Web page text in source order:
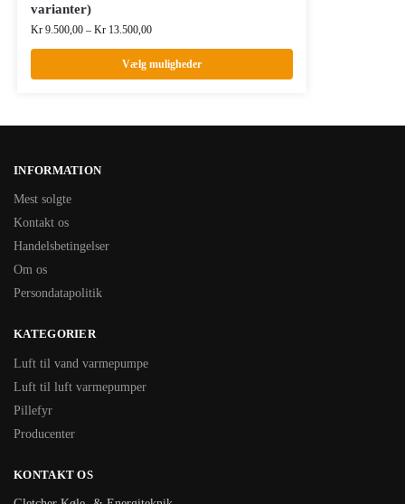
varianter)
Kr9.500,00 – Kr13.500,00
Vælg muligheder
INFORMATION
Mest solgte
Kontakt os
Handelsbetingelser
Om os
Persondatapolitik
KATEGORIER
Luft til vand varmepumpe
Luft til luft varmepumper
Pillefyr
Producenter
KONTAKT OS